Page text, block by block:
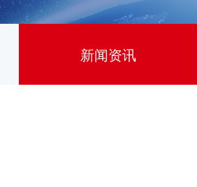
新闻资讯